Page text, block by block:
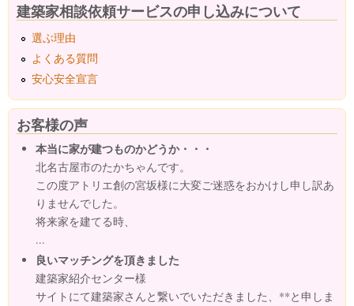
建築家相談依頼サービスの申し込みについて
選ぶ理由
よくある質問
安心安全宣言
お客様の声
本当に家が建つものかどうか・・・
北名古屋市のたかちゃんです。
この度アトリエ創の宮坂様に大変ご迷惑をおかけし申し訳あ
りませんでした。
将来家を建てる時、
...
良いマッチングを頂きました
建築家紹介センター様
サイトにて建築家さんと繋いでいただきました、**と申しま